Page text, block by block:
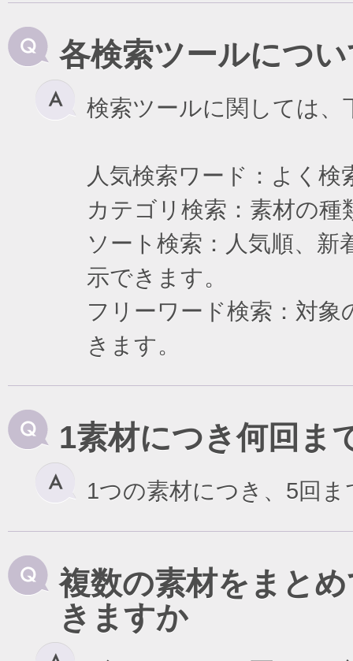
各検索ツールにつ
検索ツールに関しては
人気検索ワード：よく
カテゴリ検索：素材の
ソート検索：人気順、
示できます。
フリーワード検索：対
きます。
1素材につき何回ま
1つの素材につき、5回
複数の素材をまと
きますか